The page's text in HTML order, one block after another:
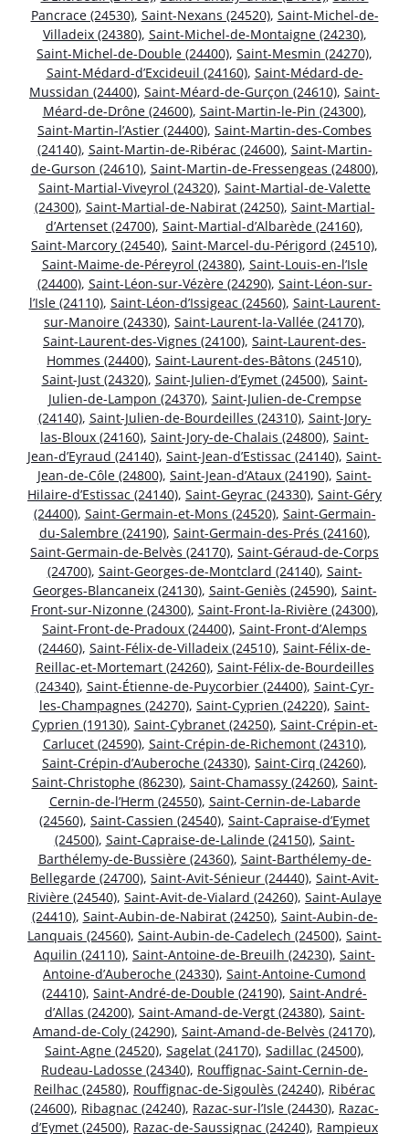
Pancrace (24530), Saint-Nexans (24520), Saint-Michel-de-
Villadeix (24380), Saint-Michel-de-Montaigne (24230),
Saint-Michel-de-Double (24400), Saint-Mesmin (24270),
Saint-Médard-d’Excideuil (24160), Saint-Médard-de-
Mussidan (24400), Saint-Méard-de-Gurçon (24610), Saint-
Méard-de-Drône (24600), Saint-Martin-le-Pin (24300),
Saint-Martin-l’Astier (24400), Saint-Martin-des-Combes
(24140), Saint-Martin-de-Ribérac (24600), Saint-Martin-
de-Gurson (24610), Saint-Martin-de-Fressengeas (24800),
Saint-Martial-Viveyrol (24320), Saint-Martial-de-Valette
(24300), Saint-Martial-de-Nabirat (24250), Saint-Martial-
d’Artenset (24700), Saint-Martial-d’Albarède (24160),
Saint-Marcory (24540), Saint-Marcel-du-Périgord (24510),
Saint-Maime-de-Péreyrol (24380), Saint-Louis-en-l’Isle
(24400), Saint-Léon-sur-Vézère (24290), Saint-Léon-sur-
l’Isle (24110), Saint-Léon-d’Issigeac (24560), Saint-Laurent-
sur-Manoire (24330), Saint-Laurent-la-Vallée (24170),
Saint-Laurent-des-Vignes (24100), Saint-Laurent-des-
Hommes (24400), Saint-Laurent-des-Bâtons (24510),
Saint-Just (24320), Saint-Julien-d’Eymet (24500), Saint-
Julien-de-Lampon (24370), Saint-Julien-de-Crempse
(24140), Saint-Julien-de-Bourdeilles (24310), Saint-Jory-
las-Bloux (24160), Saint-Jory-de-Chalais (24800), Saint-
Jean-d’Eyraud (24140), Saint-Jean-d’Estissac (24140), Saint-
Jean-de-Côle (24800), Saint-Jean-d’Ataux (24190), Saint-
Hilaire-d’Estissac (24140), Saint-Geyrac (24330), Saint-Géry
(24400), Saint-Germain-et-Mons (24520), Saint-Germain-
du-Salembre (24190), Saint-Germain-des-Prés (24160),
Saint-Germain-de-Belvès (24170), Saint-Géraud-de-Corps
(24700), Saint-Georges-de-Montclard (24140), Saint-
Georges-Blancaneix (24130), Saint-Geniès (24590), Saint-
Front-sur-Nizonne (24300), Saint-Front-la-Rivière (24300),
Saint-Front-de-Pradoux (24400), Saint-Front-d’Alemps
(24460), Saint-Félix-de-Villadeix (24510), Saint-Félix-de-
Reillac-et-Mortemart (24260), Saint-Félix-de-Bourdeilles
(24340), Saint-Étienne-de-Puycorbier (24400), Saint-Cyr-
les-Champagnes (24270), Saint-Cyprien (24220), Saint-
Cyprien (19130), Saint-Cybranet (24250), Saint-Crépin-et-
Carlucet (24590), Saint-Crépin-de-Richemont (24310),
Saint-Crépin-d’Auberoche (24330), Saint-Cirq (24260),
Saint-Christophe (86230), Saint-Chamassy (24260), Saint-
Cernin-de-l’Herm (24550), Saint-Cernin-de-Labarde
(24560), Saint-Cassien (24540), Saint-Capraise-d’Eymet
(24500), Saint-Capraise-de-Lalinde (24150), Saint-
Barthélemy-de-Bussière (24360), Saint-Barthélemy-de-
Bellegarde (24700), Saint-Avit-Sénieur (24440), Saint-Avit-
Rivière (24540), Saint-Avit-de-Vialard (24260), Saint-Aulaye
(24410), Saint-Aubin-de-Nabirat (24250), Saint-Aubin-de-
Lanquais (24560), Saint-Aubin-de-Cadelech (24500), Saint-
Aquilin (24110), Saint-Antoine-de-Breuilh (24230), Saint-
Antoine-d’Auberoche (24330), Saint-Antoine-Cumond
(24410), Saint-André-de-Double (24190), Saint-André-
d’Allas (24200), Saint-Amand-de-Vergt (24380), Saint-
Amand-de-Coly (24290), Saint-Amand-de-Belvès (24170),
Saint-Agne (24520), Sagelat (24170), Sadillac (24500),
Rudeau-Ladosse (24340), Rouffignac-Saint-Cernin-de-
Reilhac (24580), Rouffignac-de-Sigoulès (24240), Ribérac
(24600), Ribagnac (24240), Razac-sur-l’Isle (24430), Razac-
d’Eymet (24500), Razac-de-Saussignac (24240), Rampieux